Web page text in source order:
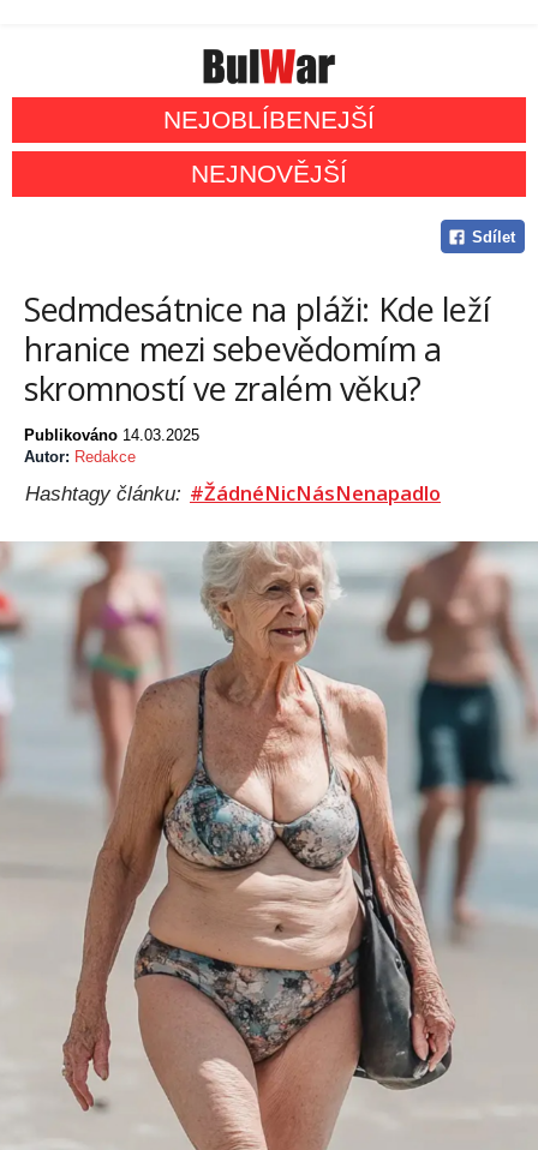
NEJOBLÍBENEJŠÍ
NEJNOVĚJŠÍ
Sdílet
Sedmdesátnice na pláži: Kde leží
hranice mezi sebevědomím a
skromností ve zralém věku?
Publikováno 14.03.2025
Autor: Redakce
Hashtagy článku: #ŽádnéNicNásNenapadlo